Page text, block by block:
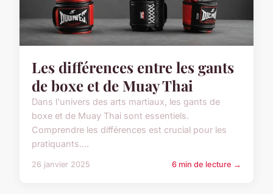
Les différences entre les gants
de boxe et de Muay Thai
Dans l'univers des arts martiaux, les gants de
boxe et de Muay Thai sont essentiels.
Comprendre les différences est crucial pour les
pratiquants....
26 janvier 2025 6 min de lecture →